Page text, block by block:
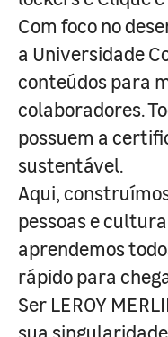
Com foco no
a Universidade
conteúdos para
colaboradores.
possuem a
sustentável.
Aqui,
pessoas e
aprendemos
rápido para
Ser LEROY
sua